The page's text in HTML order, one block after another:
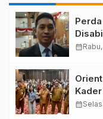
Kutim
calendar_month
calendar_month